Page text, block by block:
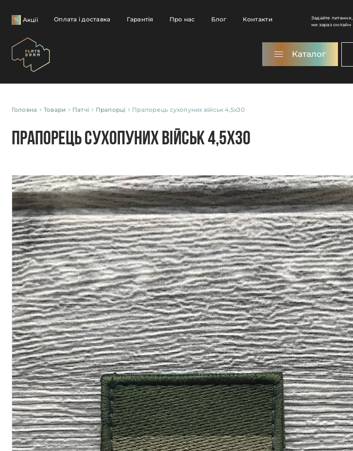
Акції Оплата і доставка Гарантія Про нас Блог Контакти
Задайте питання,
ми зараз онлайн
Каталог
Головна Товари Патчі Прапорці Прапорець сухопуних військ 4,5х30
Прапорець сухопуних військ 4,5х30